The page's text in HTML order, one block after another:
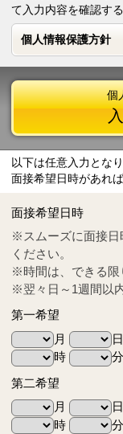
て入力内容を確認す
個人情報保護方針
個人情報保護方針
Tel
0570-55-
個
以下は任意入力となり
面接希望日時があれ
面接希望日時
※スムーズに面接日
ください。
※時間は、できる限
※翌々日～1週間以
第一希望
月
日
時
第二希望
月
日
時